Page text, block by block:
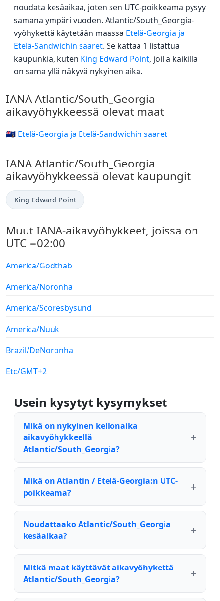
noudata kesäaikaa, joten sen UTC-poikkeama pysyy
samana ympäri vuoden. Atlantic/South_Georgia-
vyöhykettä käytetään maassa Etelä-Georgia ja
Etelä-Sandwichin saaret. Se kattaa 1 listattua
kaupunkia, kuten King Edward Point, joilla kaikilla
on sama yllä näkyvä nykyinen aika.
IANA Atlantic/South_Georgia
aikavyöhykkeessä olevat maat
🇬🇸 Etelä-Georgia ja Etelä-Sandwichin saaret
IANA Atlantic/South_Georgia
aikavyöhykkeessä olevat kaupungit
King Edward Point
Muut IANA-aikavyöhykkeet, joissa on
UTC −02:00
America/Godthab
America/Noronha
America/Scoresbysund
America/Nuuk
Brazil/DeNoronha
Etc/GMT+2
Usein kysytyt kysymykset
Mikä on nykyinen kellonaika
aikavyöhykkeellä
Atlantic/South_Georgia?
Mikä on Atlantin / Etelä-Georgia:n UTC-
poikkeama?
Noudattaako Atlantic/South_Georgia
kesäaikaa?
Mitkä maat käyttävät aikavyöhykettä
Atlantic/South_Georgia?